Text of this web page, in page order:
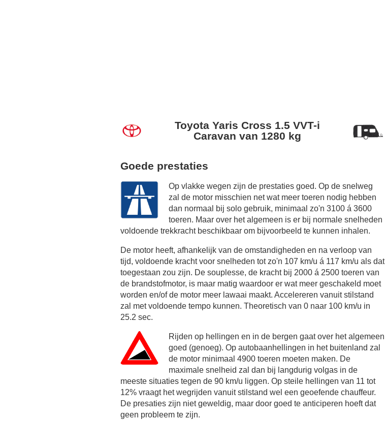
Toyota Yaris Cross 1.5 VVT-i
Caravan van 1280 kg
Goede prestaties
Op vlakke wegen zijn de prestaties goed. Op de snelweg
zal de motor misschien net wat meer toeren nodig hebben
dan normaal bij solo gebruik, minimaal zo'n 3100 á 3600
toeren. Maar over het algemeen is er bij normale snelheden
voldoende trekkracht beschikbaar om bijvoorbeeld te kunnen inhalen.
De motor heeft, afhankelijk van de omstandigheden en na verloop van
tijd, voldoende kracht voor snelheden tot zo'n 107 km/u á 117 km/u als dat
toegestaan zou zijn. De souplesse, de kracht bij 2000 á 2500 toeren van
de brandstofmotor, is maar matig waardoor er wat meer geschakeld moet
worden en/of de motor meer lawaai maakt. Accelereren vanuit stilstand
zal met voldoende tempo kunnen. Theoretisch van 0 naar 100 km/u in
25.2 sec.
Rijden op hellingen en in de bergen gaat over het algemeen
goed (genoeg). Op autobaanhellingen in het buitenland zal
de motor minimaal 4900 toeren moeten maken. De
maximale snelheid zal dan bij langdurig volgas in de
meeste situaties tegen de 90 km/u liggen. Op steile hellingen van 11 tot
12% vraagt het wegrijden vanuit stilstand wel een geoefende chauffeur.
De presaties zijn niet geweldig, maar door goed te anticiperen hoeft dat
geen probleem te zijn.